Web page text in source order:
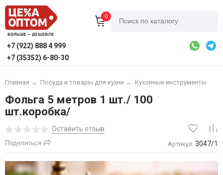
0
+7 (922) 888 4 999
+7 (35352) 6-80-30
Главная → Посуда и товары для кухни → Кухонные инструменты
Фольга 5 метров 1 шт./ 100
шт.коробка/
Оставить отзыв
Поделиться Артикул: 3047/1